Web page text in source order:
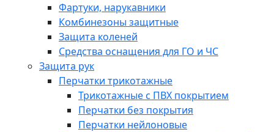
Фартуки, нарукавники
Комбинезоны защитные
Защита коленей
Средства оснащения для ГО и ЧС
Защита рук
Перчатки трикотажные
Трикотажные с ПВХ покрытием
Перчатки без покрытия
Перчатки нейлоновые